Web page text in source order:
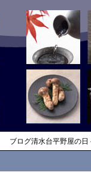
ブログ清水台平野屋の日